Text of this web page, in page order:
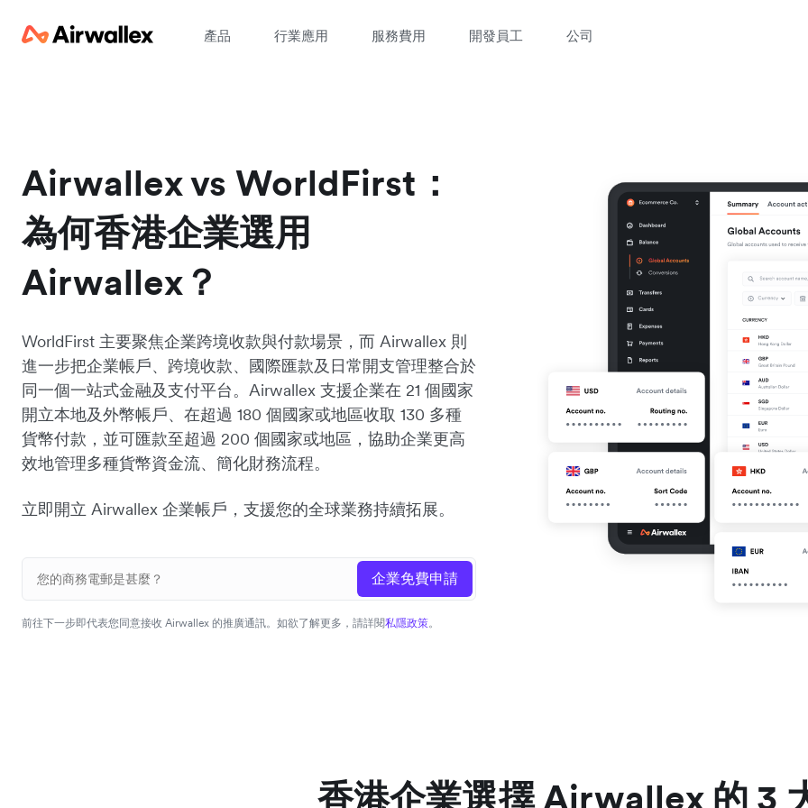
產品 行業應用 服務費用 開發員工 公司
Airwallex vs WorldFirst：
為何香港企業選用
Airwallex？
WorldFirst 主要聚焦企業跨境收款與付款場景，而 Airwallex 則
進一步把企業帳戶、跨境收款、國際匯款及日常開支管理整合於
同一個一站式金融及支付平台。Airwallex 支援企業在 21 個國家
開立本地及外幣帳戶、在超過 180 個國家或地區收取 130 多種
貨幣付款，並可匯款至超過 200 個國家或地區，協助企業更高
效地管理多種貨幣資金流、簡化財務流程。
立即開立 Airwallex 企業帳戶，支援您的全球業務持續拓展。
企業免費申請
前往下一步即代表您同意接收 Airwallex 的推廣通訊。如欲了解更多，請詳閱私隱政策。
香港企業選擇 Airwallex 的 3